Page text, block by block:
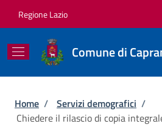
Regione Lazio
Comune di
Briciole di pane
Home / Servizi demografici /
Chiedere il rilascio di copia